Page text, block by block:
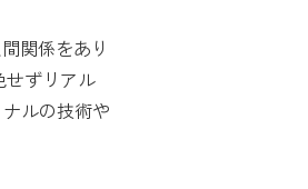
関係をあり
せずリアル
ルの技術や